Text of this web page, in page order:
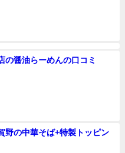
の醤油らーめんの口コミ
野の中華そば+特製トッピン